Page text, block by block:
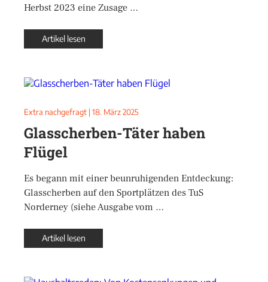
Herbst 2023 eine Zusage …
Artikel lesen
Extra nachgefragt | 18. März 2025
Glasscherben-Täter haben
Flügel
Es begann mit einer beunruhigenden Entdeckung:
Glasscherben auf den Sportplätzen des TuS
Norderney (siehe Ausgabe vom …
Artikel lesen